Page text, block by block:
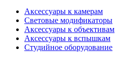
Аксессуары к камерам
Световые модификаторы
Аксессуары к объективам
Аксессуары к вспышкам
Студийное оборудование